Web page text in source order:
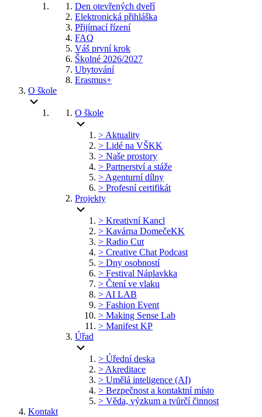
Den otevřených dveří
Elektronická přihláška
Přijímací řízení
FAQ
Váš první krok
Školné 2026/2027
Ubytování
Erasmus+
O škole
O škole
> Aktuality
> Lidé na VŠKK
> Naše prostory
> Partnerství a stáže
> Agenturní dílny
> Profesní certifikát
Projekty
> Kreativní Kancl
> Kavárna DomečeKK
> Radio Cut
> Creative Chat Podcast
> Dny osobností
> Festival Náplavkka
> Čtení ve vlaku
> AI LAB
> Fashion Event
> Making Sense Lab
> Manifest KP
Úřad
> Úřední deska
> Akreditace
> Umělá inteligence (AI)
> Bezpečnost a kontaktní místo
> Věda, výzkum a tvůrčí činnost
Kontakt